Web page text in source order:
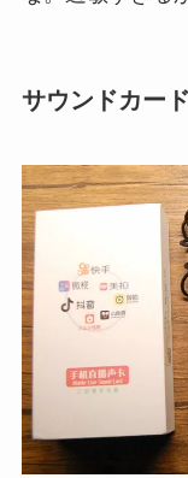
サウンドカー